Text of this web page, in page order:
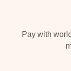
Pay with